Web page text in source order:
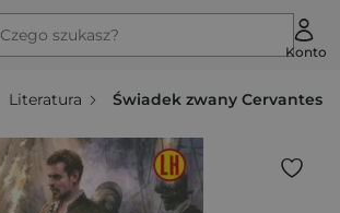
Czego szukasz?
Konto
Literatura Świadek zwany